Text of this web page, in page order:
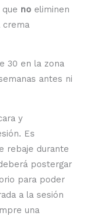
no eliminen
crema
30 en la zona
antes ni
y
Es
rebaje durante
postergar
para poder
a la sesión
una